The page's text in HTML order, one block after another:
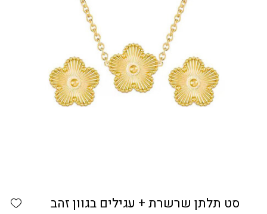
סט תלתן שרשרת + עגילים בגוון זהב